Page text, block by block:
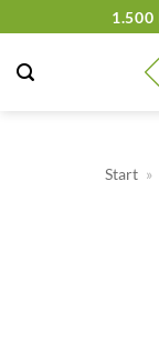
springen
1.500
Start »